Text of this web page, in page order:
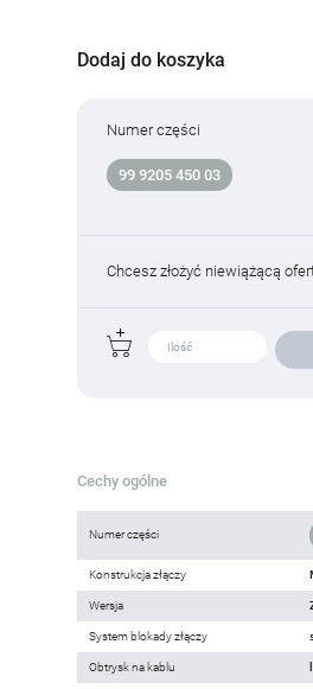
Dodaj do koszyka
Numer części
99 9205 450 03
Chcesz złożyć niewiążącą
Cechy ogólne
Numer części
Konstrukcja złączy
Wersja
System blokady złączy
Obtrysk na kablu